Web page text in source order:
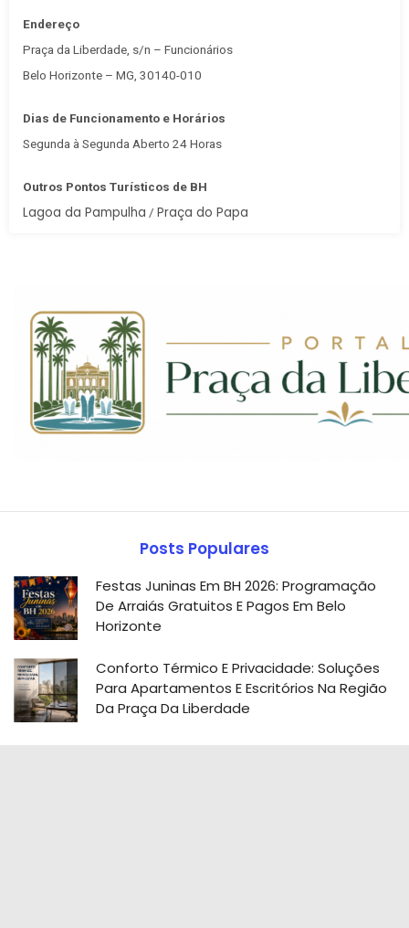
Endereço
Praça da Liberdade, s/n – Funcionários
Belo Horizonte – MG, 30140-010
Dias de Funcionamento e Horários
Segunda à Segunda Aberto 24 Horas
Outros Pontos Turísticos de BH
Lagoa da Pampulha / Praça do Papa
Posts Populares
Festas Juninas Em BH 2026: Programação
De Arraiás Gratuitos E Pagos Em Belo
Horizonte
Conforto Térmico E Privacidade: Soluções
Para Apartamentos E Escritórios Na Região
Da Praça Da Liberdade